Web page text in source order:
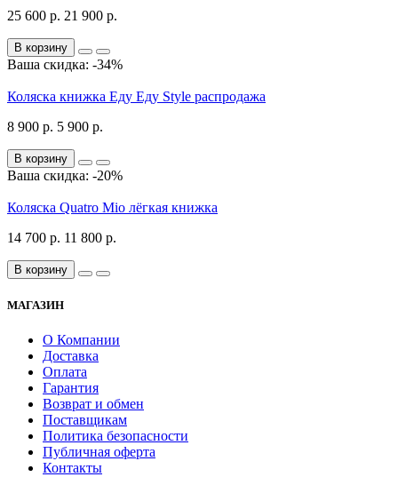
25 600 р. 21 900 р.
В корзину
Ваша скидка: -34%
Коляска книжка Еду Еду Style распродажа
8 900 р. 5 900 р.
В корзину
Ваша скидка: -20%
Коляска Quatro Mio лёгкая книжка
14 700 р. 11 800 р.
В корзину
МАГАЗИН
О Компании
Доставка
Оплата
Гарантия
Возврат и обмен
Поставщикам
Политика безопасности
Публичная оферта
Контакты